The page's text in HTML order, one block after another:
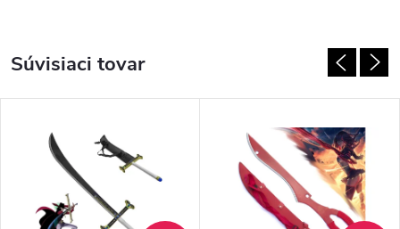
Súvisiaci tovar